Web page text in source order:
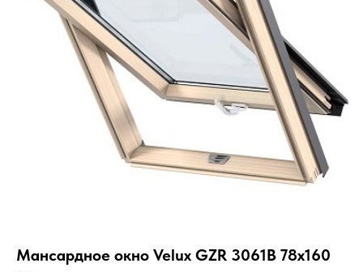
Мансардное окно Velux GZR 3061B 78x160